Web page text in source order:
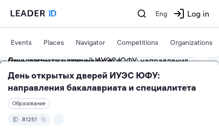
Eng Log in
Events Places Navigator Competitions Organizations
День открытых дверей ИУЭС ЮФУ:
направления бакалавриата и специалитета
Образование
81251